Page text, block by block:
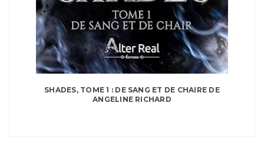
SHADES, TOME 1 : DE SANG ET DE CHAIRE DE
ANGELINE RICHARD